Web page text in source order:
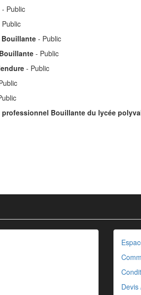
- Public
Public
Bouillante- Public
- Public
- Public
Bouillante du lycée
Devis